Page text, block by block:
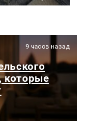
9 часов назад
которые